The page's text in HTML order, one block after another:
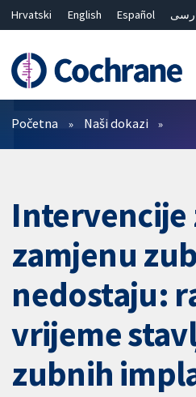
Hrvatski English Español
繁體中文
简体中文
Prečistači
Početna Naši dokazi
Intervencije
zamjenu
nedostaju:
vrijeme
zubnih